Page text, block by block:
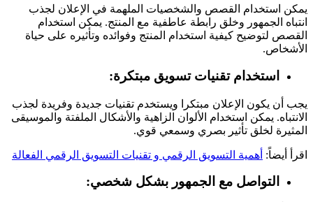
يمكن استخدام القصص والشخصيات الملهمة في الإعلان لجذب
انتباه الجمهور وخلق رابطة عاطفية مع المنتج. يمكن استخدام
القصص لتوضيح كيفية استخدام المنتج وفوائده وتأثيره على حياة
الأشخاص.
استخدام تقنيات تسويق مبتكرة:
يجب أن يكون الإعلان مبتكرا ويستخدم تقنيات جديدة وفريدة لجذب
الانتباه. يمكن استخدام الألوان الزاهية والأشكال الملفتة والموسيقى
المثيرة لخلق تأثير بصري وسمعي قوي.
اقرأ أيضاً: أهمية التسويق الرقمي و تقنيات التسويق الرقمي الفعالة
التواصل مع الجمهور بشكل شخصي: